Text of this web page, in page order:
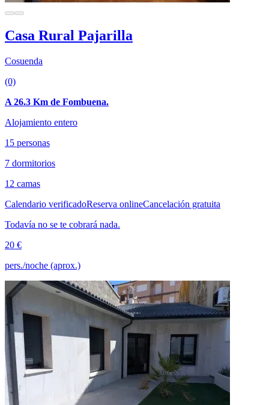
Casa Rural Pajarilla
Cosuenda
(0)
A 26.3 Km de Fombuena.
Alojamiento entero
15 personas
7 dormitorios
12 camas
Calendario verificadoReserva onlineCancelación gratuita
Todavía no se te cobrará nada.
20 €
pers./noche (aprox.)